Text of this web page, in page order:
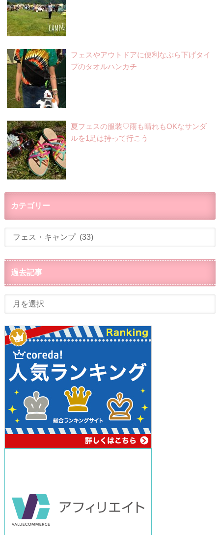
フェスやアウトドアに便利なぶら下げタイ
プのタオルハンカチ
夏フェスの服装♡雨も晴れもOKなサンダ
ルを1足は持って行こう
カテゴリー
過去記事